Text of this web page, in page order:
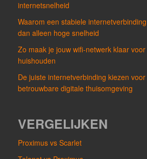
internetsnelheid
Waarom een stabiele
dan alleen hoge snelheid
Zo maak je jouw wifi-netwerk klaar
huishouden
De juiste internetverbinding kiezen
betrouwbare digitale thuisomgeving
VERGELIJKEN
Proximus vs Scarlet